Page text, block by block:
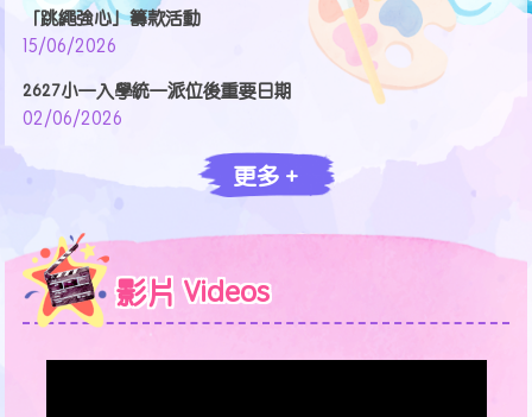
「跳繩強心」籌款活動
15/06/2026
2627小一入學統一派位後重要日期
02/06/2026
更多 +
影片 Videos